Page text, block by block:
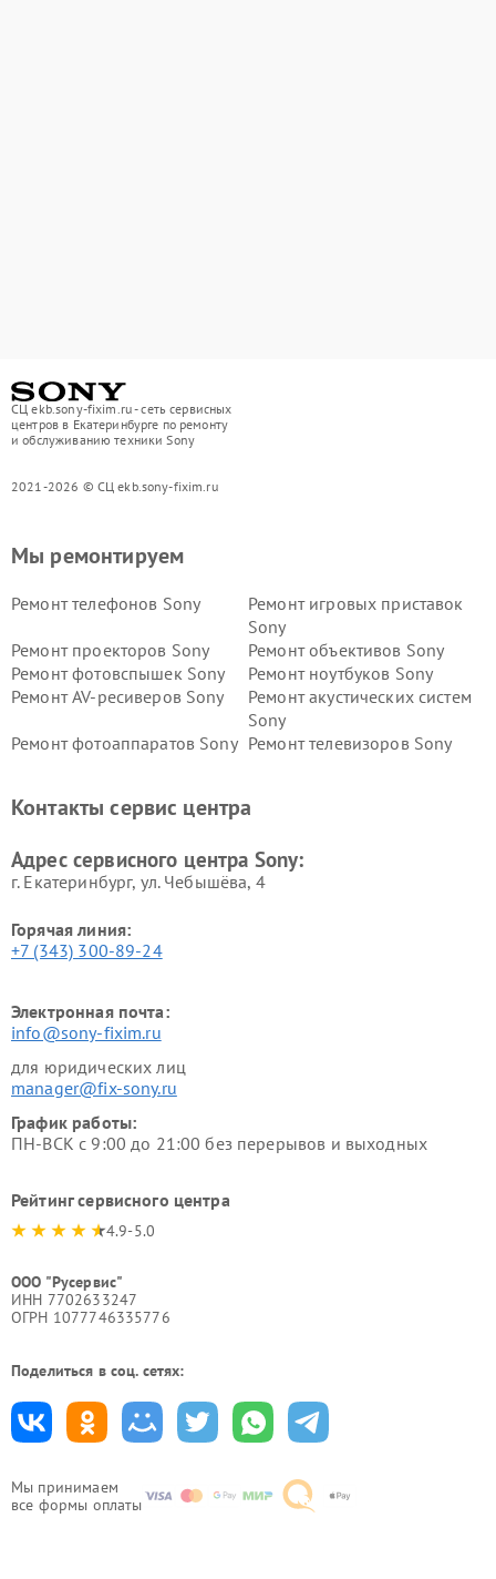
СЦ ekb.sony-fixim.ru - сеть сервисных
центров в Екатеринбурге по ремонту
и обслуживанию техники Sony
2021-2026 © СЦ ekb.sony-fixim.ru
Мы принимаем
все формы оплаты
Мы ремонтируем
Ремонт телефонов Sony
Ремонт игровых приставок
Sony
Ремонт проекторов Sony
Ремонт объективов Sony
Ремонт фотовспышек Sony
Ремонт ноутбуков Sony
Ремонт AV-ресиверов Sony
Ремонт акустических систем
Sony
Ремонт фотоаппаратов Sony Ремонт телевизоров Sony
Контакты сервис центра
Адрес сервисного центра Sony:
г. Екатеринбург, ул. Чебышёва, 4
Горячая линия:
+7 (343) 300-89-24
Электронная почта:
info@sony-fixim.ru
для юридических лиц
manager@fix-sony.ru
График работы:
ПН-ВСК с 9:00 до 21:00 без перерывов и выходных
Рейтинг сервисного центра
4.9-5.0
ООО "Русервис"
ИНН 7702633247
ОГРН 1077746335776
Поделиться в соц. сетях: